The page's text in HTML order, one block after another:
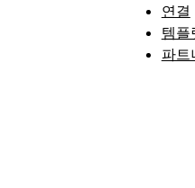
연결
템플
파트